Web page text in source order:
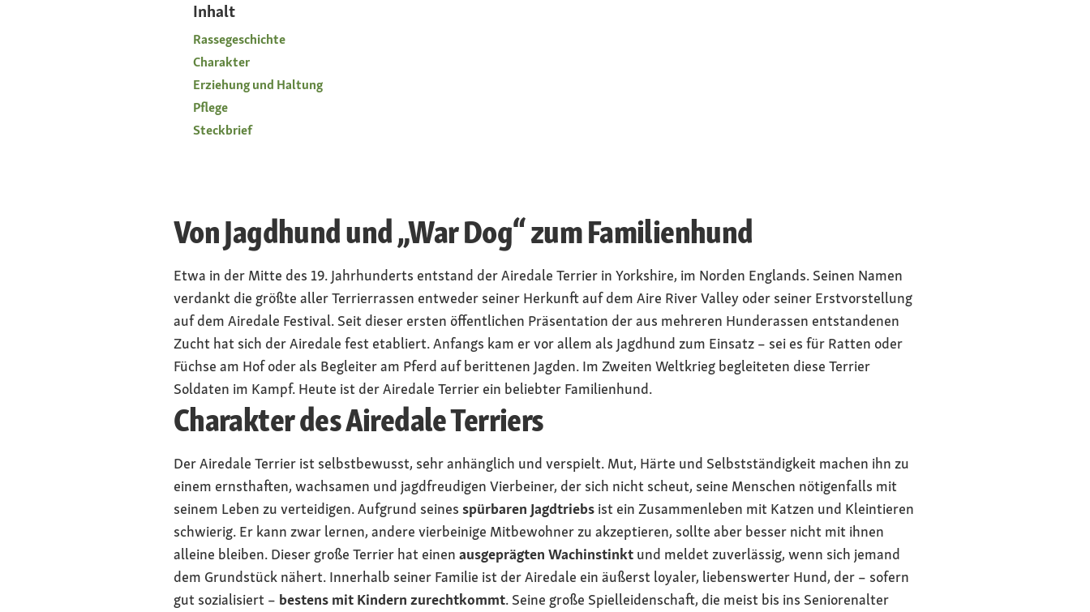
Inhalt
Rassegeschichte
Charakter
Erziehung und Haltung
Pflege
Steckbrief
Von Jagdhund und „War Dog“ zum Familienhund
Etwa in der Mitte des 19. Jahrhunderts entstand der Airedale Terrier in Yorkshire, im Norden Englands. Seinen Namen
verdankt die größte aller Terrierrassen entweder seiner Herkunft auf dem Aire River Valley oder seiner Erstvorstellung
auf dem Airedale Festival. Seit dieser ersten öffentlichen Präsentation der aus mehreren Hunderassen entstandenen
Zucht hat sich der Airedale fest etabliert. Anfangs kam er vor allem als Jagdhund zum Einsatz – sei es für Ratten oder
Füchse am Hof oder als Begleiter am Pferd auf berittenen Jagden. Im Zweiten Weltkrieg begleiteten diese Terrier
Soldaten im Kampf. Heute ist der Airedale Terrier ein beliebter Familienhund.
Charakter des Airedale Terriers
Der Airedale Terrier ist selbstbewusst, sehr anhänglich und verspielt. Mut, Härte und Selbstständigkeit machen ihn zu
einem ernsthaften, wachsamen und jagdfreudigen Vierbeiner, der sich nicht scheut, seine Menschen nötigenfalls mit
seinem Leben zu verteidigen. Aufgrund seines spürbaren Jagdtriebsist ein Zusammenleben mit Katzen und Kleintieren
schwierig. Er kann zwar lernen, andere vierbeinige Mitbewohner zu akzeptieren, sollte aber besser nicht mit ihnen
alleine bleiben. Dieser große Terrier hat einen ausgeprägten Wachinstinktund meldet zuverlässig, wenn sich jemand
dem Grundstück nähert. Innerhalb seiner Familie ist der Airedale ein äußerst loyaler, liebenswerter Hund, der – sofern
gut sozialisiert – bestens mit Kindern zurechtkommt. Seine große Spielleidenschaft, die meist bis ins Seniorenalter